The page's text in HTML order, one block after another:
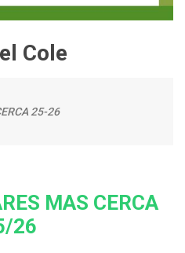
Cole
25-26
MAS CERCA
26